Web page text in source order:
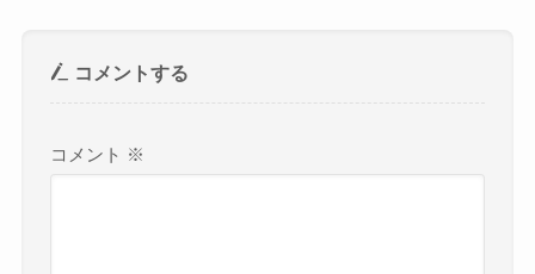
コメントする
コメント ※